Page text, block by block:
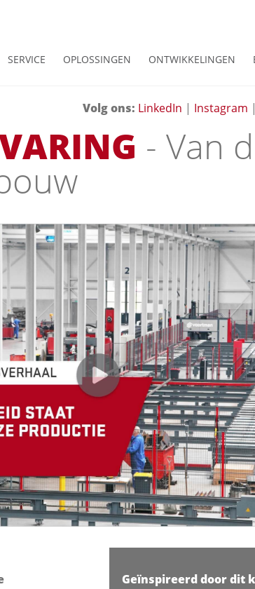
SERVICE OPLOSSINGEN ONTWIKKELINGEN
Volg ons: LinkedIn | Instagram |
- Van
Geïnspireerd door dit